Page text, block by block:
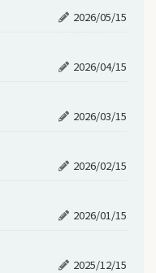
2026/05/15
2026/04/15
2026/03/15
2026/02/15
2026/01/15
2025/12/15